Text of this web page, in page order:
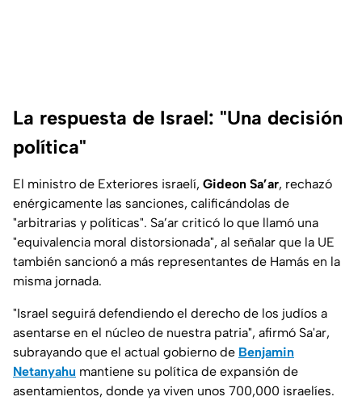
La respuesta de Israel: "Una decisión
política"
El ministro de Exteriores israelí, Gideon Sa’ar, rechazó
enérgicamente las sanciones, calificándolas de
"arbitrarias y políticas". Sa’ar criticó lo que llamó una
"equivalencia moral distorsionada", al señalar que la UE
también sancionó a más representantes de Hamás en la
misma jornada.
"Israel seguirá defendiendo el derecho de los judíos a
asentarse en el núcleo de nuestra patria", afirmó Sa'ar,
subrayando que el actual gobierno de Benjamin
Netanyahu mantiene su política de expansión de
asentamientos, donde ya viven unos 700,000 israelíes.